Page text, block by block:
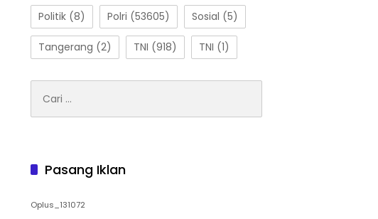
Politik (8) Polri (53605) Sosial (5)
Tangerang (2) TNI (918) TNI (1)
untuk:
Pasang Iklan
Oplus_131072